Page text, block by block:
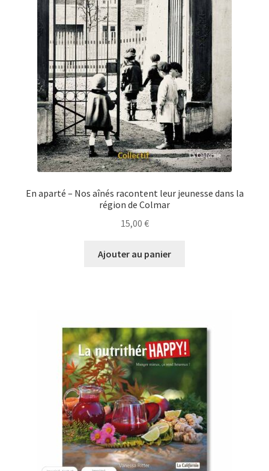
En aparté – Nos aînés racontent leur jeunesse dans la
région de Colmar
15,00 €
Ajouter au panier